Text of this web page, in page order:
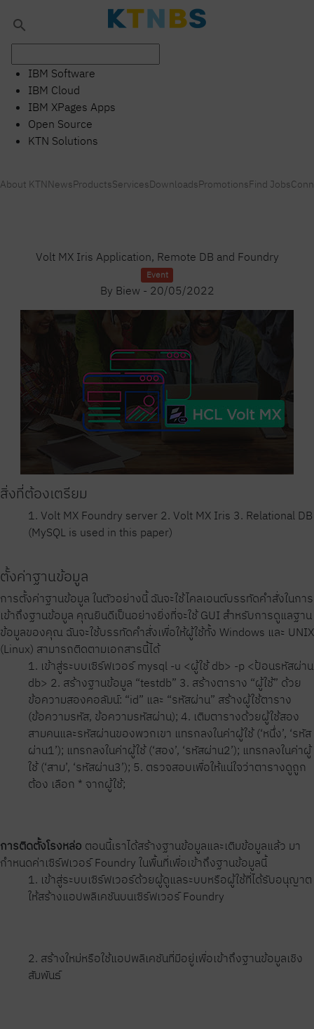
search
IBM Software
IBM Cloud
IBM XPages Apps
Open Source
KTN Solutions
About KTNNewsProductsServicesDownloadsPromotionsFind Jobs
Volt MX Iris Application, Remote DB and Foundry
Event
By Biew- 20/05/2022
สิ่งที่ต้องเตรียม
1. Volt MX Foundry server 2. Volt MX Iris 3. Relational DB
(MySQL is used in this paper)
ตั้งค่าฐานข้อมูล
การตั้งค่าฐานข้อมูล ในตัวอย่างนี้ ฉันจะใช้ไคลเอนต์บรรทัดคำสั่งในการ
เข้าถึงฐานข้อมูล คุณยินดีเป็นอย่างยิ่งที่จะใช้ GUI สำหรับการดูแลฐาน
ข้อมูลของคุณ ฉันจะใช้บรรทัดคำสั่งเพื่อให้ผู้ใช้ทั้ง Windows และ UNIX
(Linux) สามารถติดตามเอกสารนี้ได้
1. เข้าสู่ระบบเซิร์ฟเวอร์ mysql -u <ผู้ใช้ db> -p <ป้อนรหัสผ่าน
db> 2. สร้างฐานข้อมูล “testdb” 3. สร้างตาราง “ผู้ใช้” ด้วย
ข้อความสองคอลัมน์: “id” และ “รหัสผ่าน” สร้างผู้ใช้ตาราง
(ข้อความรหัส, ข้อความรหัสผ่าน); 4. เติมตารางด้วยผู้ใช้สอง
สามคนและรหัสผ่านของพวกเขา แทรกลงในค่าผู้ใช้ (‘หนึ่ง’, ‘รหัส
ผ่าน1’); แทรกลงในค่าผู้ใช้ (‘สอง’, ‘รหัสผ่าน2’); แทรกลงในค่าผู้
ใช้ (‘สาม’, ‘รหัสผ่าน3’); 5. ตรวจสอบเพื่อให้แน่ใจว่าตารางดูถูก
ต้อง เลือก * จากผู้ใช้;
การติดตั้งโรงหล่อ ตอนนี้เราได้สร้างฐานข้อมูลและเติมข้อมูลแล้ว มา
กำหนดค่าเซิร์ฟเวอร์ Foundry ในพื้นที่เพื่อเข้าถึงฐานข้อมูลนี้
1. เข้าสู่ระบบเซิร์ฟเวอร์ด้วยผู้ดูแลระบบหรือผู้ใช้ที่ได้รับอนุญาต
ให้สร้างแอปพลิเคชันบนเซิร์ฟเวอร์ Foundry
2. สร้างใหม่หรือใช้แอปพลิเคชันที่มีอยู่เพื่อเข้าถึงฐานข้อมูลเชิง
สัมพันธ์